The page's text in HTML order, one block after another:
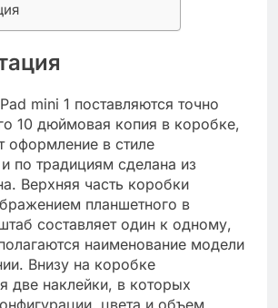
mini 1 поставляются точно
10 дюймовая копия в коробке,
оформление в стиле
по традициям сделана из
Верхняя часть коробки
планшетного в
составляет один к одному,
наименование модели
Внизу на коробке
две наклейки, в которых